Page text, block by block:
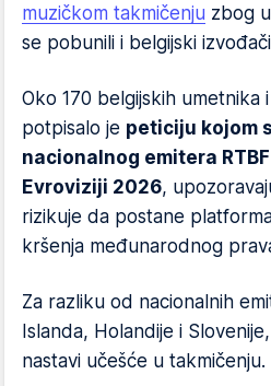
muzičkom takmičenju zbog
se pobunili i belgijski
Oko 170 belgijskih umetnika
potpisalo je peticiju kojom
nacionalnog emitera
Evroviziji 2026,
rizikuje da postane
kršenja međunarodnog
Za razliku od nacionalnih
Islanda, Holandije i
nastavi učešće u takmičenju.